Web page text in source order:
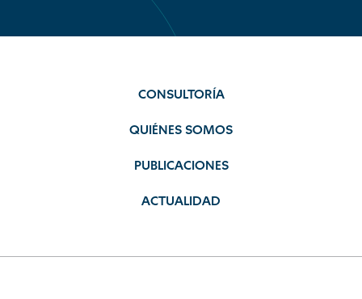
CONSULTORÍA
QUIÉNES SOMOS
PUBLICACIONES
ACTUALIDAD